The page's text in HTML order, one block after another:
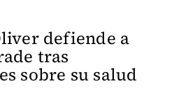
defiende a
tras
sobre su salud